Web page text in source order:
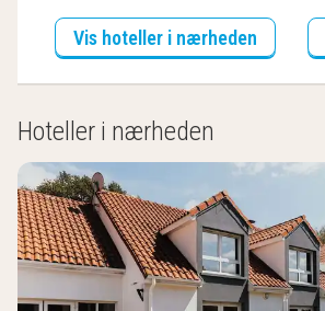
Vis hoteller i nærheden
Hoteller i nærheden